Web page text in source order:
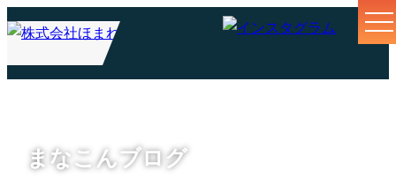
まなこんブログ